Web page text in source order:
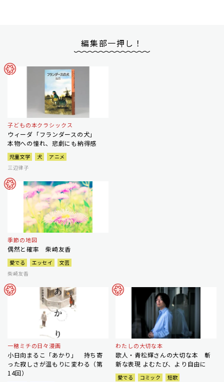
編集部一押し！
子どもの本クラシックス
ウィーダ「フランダースの犬」
本物への憧れ、悲劇にも納得感
児童文学 犬
アニメ
三辺律子
季節の地図
偶然と確率 柴崎友香
愛でる エッセイ
文芸
柴崎友香
一穂ミチの日々漫画
小日向まるこ「あかり」 持ち寄
った寂しさが温もりに変わる（第
14回）
わたしの大切な本
歌人・青松輝さんの大切な本 斬
新な表現 よむたび、より自由に
愛でる コミック 短歌